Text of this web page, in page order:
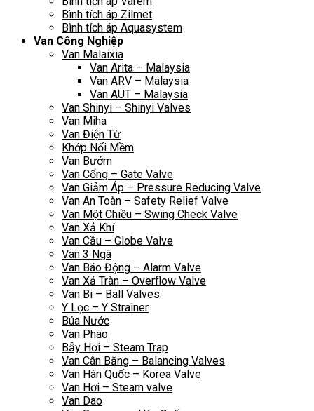
Bình tích áp Zilmet
Bình tích áp Aquasystem
Van Công Nghiệp
Van Malaixia
Van Arita – Malaysia
Van ARV – Malaysia
Van AUT – Malaysia
Van Shinyi – Shinyi Valves
Van Miha
Van Điện Từ
Khớp Nối Mềm
Van Bướm
Van Cổng – Gate Valve
Van Giảm Áp – Pressure Reducing Valve
Van An Toàn – Safety Relief Valve
Van Một Chiều – Swing Check Valve
Van Xả Khí
Van Cầu – Globe Valve
Van 3 Ngã
Van Báo Động – Alarm Valve
Van Xả Tràn – Overflow Valve
Van Bi – Ball Valves
Y Lọc – Y Strainer
Búa Nước
Van Phao
Bẫy Hơi – Steam Trap
Van Cân Bằng – Balancing Valves
Van Hàn Quốc – Korea Valve
Van Hơi – Steam valve
Van Dao